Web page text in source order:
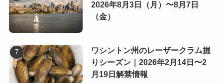
2026年8月3日（月）〜8月7日
（金）
ワシントン州のレーザークラム掘
りシーズン｜2026年2月14日〜2
月19日解禁情報